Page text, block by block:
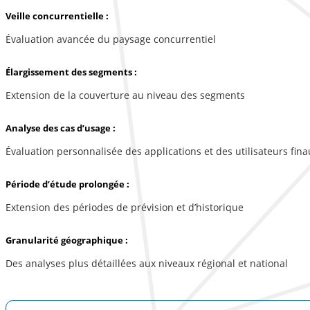
Veille concurrentielle :
Évaluation avancée du paysage concurrentiel
Élargissement des segments :
Extension de la couverture au niveau des segments
Analyse des cas d’usage :
Évaluation personnalisée des applications et des utilisateurs
Période d’étude prolongée :
Extension des périodes de prévision et d’historique
Granularité géographique :
Des analyses plus détaillées aux niveaux régional et national